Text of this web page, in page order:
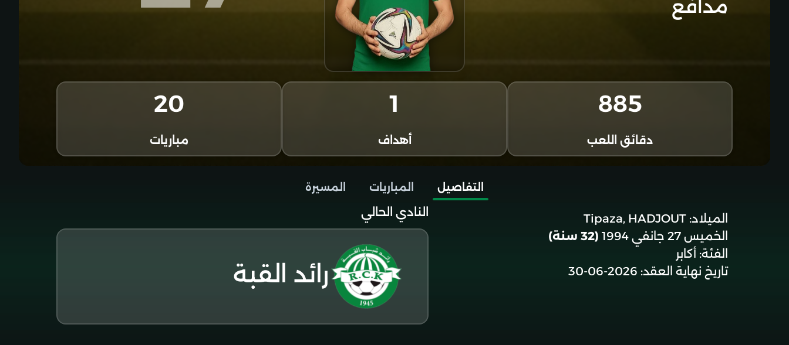
مدافع
885
دقائق اللعب
1
أهداف
20
مباريات
التفاصيل المباريات المسيرة
الميلاد: Tipaza, HADJOUT
الخميس 27 جانفي 1994
(32 سنة)
الفئة: أكابر
تاريخ نهاية العقد: 2026-06-30
النادي الحالي
رائد القبة